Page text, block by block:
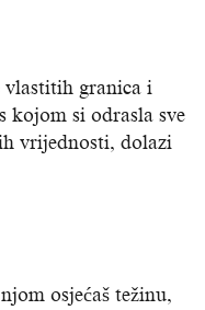
vlastitih granica i
kojom si odrasla sve
vrijednosti, dolazi
osjećaš težinu,